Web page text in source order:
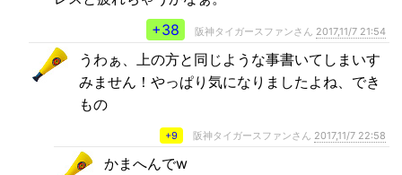
+38
阪神タイガースファンさん 2017,11/7 21:54
うわぁ、上の方と同じような事書いてしまいす
みません！やっぱり気になりましたよね、でき
もの
+9 阪神タイガースファンさん 2017,11/7 22:58
かまへんでw